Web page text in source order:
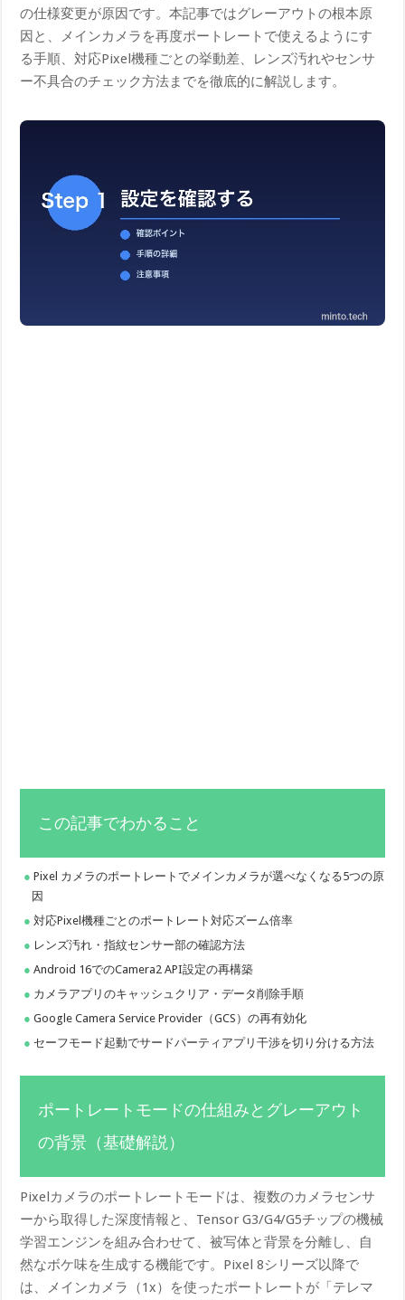
の仕様変更が原因です。本記事ではグレーアウトの根本原
因と、メインカメラを再度ポートレートで使えるようにす
る手順、対応Pixel機種ごとの挙動差、レンズ汚れやセンサ
ー不具合のチェック方法までを徹底的に解説します。
この記事でわかること
Pixel カメラのポートレートでメインカメラが選べなくなる5つの原
因
対応Pixel機種ごとのポートレート対応ズーム倍率
レンズ汚れ・指紋センサー部の確認方法
Android 16でのCamera2 API設定の再構築
カメラアプリのキャッシュクリア・データ削除手順
Google Camera Service Provider（GCS）の再有効化
セーフモード起動でサードパーティアプリ干渉を切り分ける方法
ポートレートモードの仕組みとグレーアウト
の背景（基礎解説）
Pixelカメラのポートレートモードは、複数のカメラセンサ
ーから取得した深度情報と、Tensor G3/G4/G5チップの機械
学習エンジンを組み合わせて、被写体と背景を分離し、自
然なボケ味を生成する機能です。Pixel 8シリーズ以降で
は、メインカメラ（1x）を使ったポートレートが「テレマ